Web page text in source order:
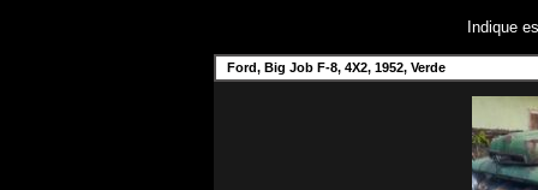
Indique
Ford, Big Job F-8, 4X2, 1952, Verde